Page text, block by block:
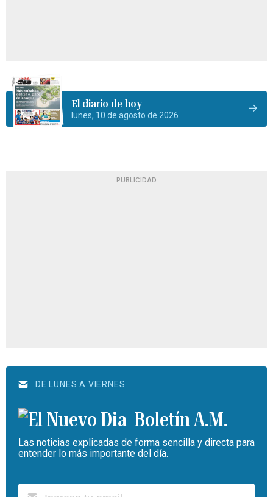
El diario de hoy
lunes, 10 de agosto de 2026
PUBLICIDAD
DE LUNES A VIERNES
Boletín A.M.
Las noticias explicadas de forma sencilla y directa para
entender lo más importante del día.